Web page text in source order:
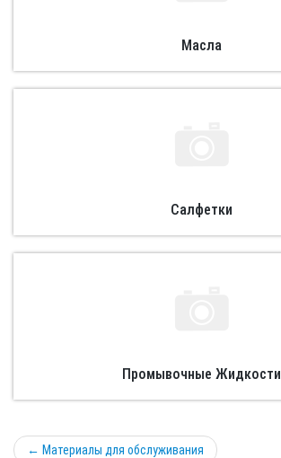
Масла
Салфетки
Промывочные Жидкости
← Материалы для обслуживания